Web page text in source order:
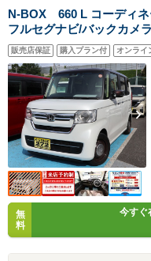
N-BOX 660 L コーディ
フルセグナビ/バックカメ
キング/両側パワースライ
ントロール/シートヒータ
ーフリー/ソナーセンサー
販売店保証 購入プラン付 オンライ
無
料
今すぐ